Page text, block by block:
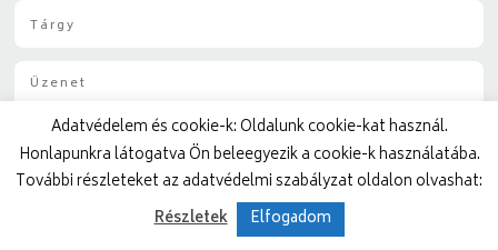
y
e
t
Adatvédelem és cookie-k: Oldalunk cookie-kat használ.
Honlapunkra látogatva Ön beleegyezik a cookie-k használatába.
További részleteket az adatvédelmi szabályzat oldalon olvashat:
Részletek
Elfogadom